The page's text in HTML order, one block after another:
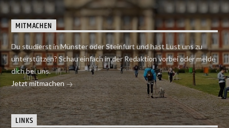
MITMACHEN
Du studierst in Münster oder Steinfurt und hast Lust uns zu
unterstützen? Schau einfach in der Redaktion vorbei oder melde
dich bei uns.
Jetzt mitmachen
LINKS